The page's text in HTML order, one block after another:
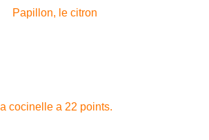
Papillon, le citron
la cocinelle a 22 points.